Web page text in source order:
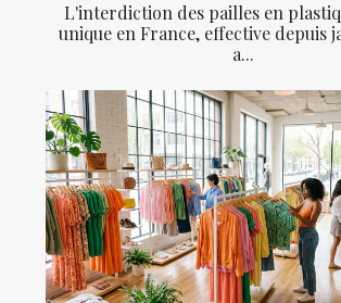
L'interdiction des pailles en
unique en France, effective depuis
a...